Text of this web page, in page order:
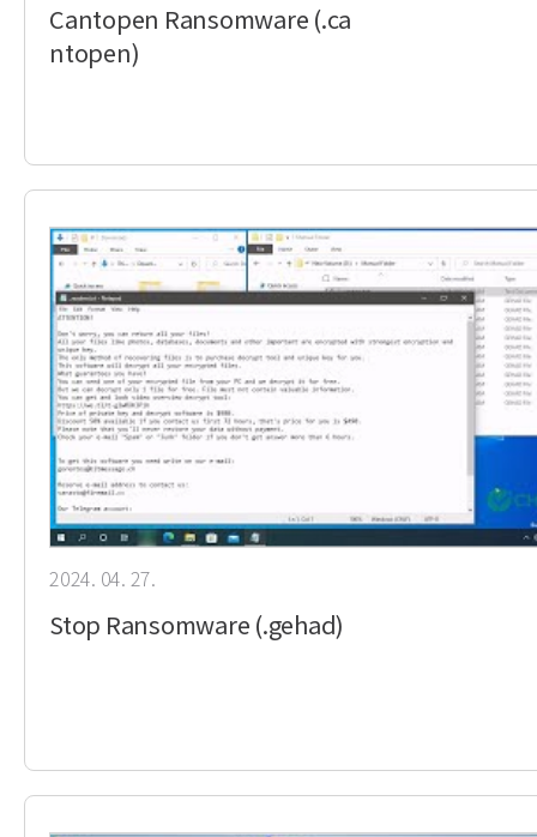
Cantopen Ransomware (.ca
ntopen)
2024. 04. 27.
Stop Ransomware (.gehad)